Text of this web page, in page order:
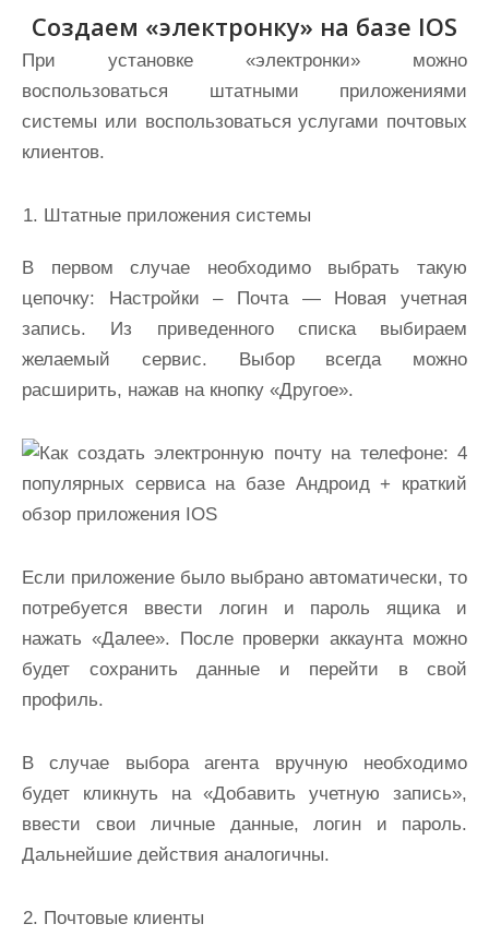
Создаем «электронку» на базе IOS
При установке «электронки» можно
воспользоваться штатными приложениями
системы или воспользоваться услугами почтовых
клиентов.
Штатные приложения системы
В первом случае необходимо выбрать такую
цепочку: Настройки – Почта — Новая учетная
запись. Из приведенного списка выбираем
желаемый сервис. Выбор всегда можно
расширить, нажав на кнопку «Другое».
Если приложение было выбрано автоматически, то
потребуется ввести логин и пароль ящика и
нажать «Далее». После проверки аккаунта можно
будет сохранить данные и перейти в свой
профиль.
В случае выбора агента вручную необходимо
будет кликнуть на «Добавить учетную запись»,
ввести свои личные данные, логин и пароль.
Дальнейшие действия аналогичны.
Почтовые клиенты